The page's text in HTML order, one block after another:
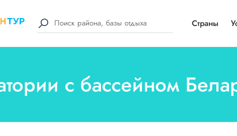
Страны
с бассейном